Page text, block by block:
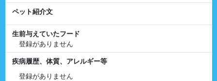
ペット紹介文
生前与えていたフード
登録がありません
疾病履歴、体質、アレルギー等
登録がありません